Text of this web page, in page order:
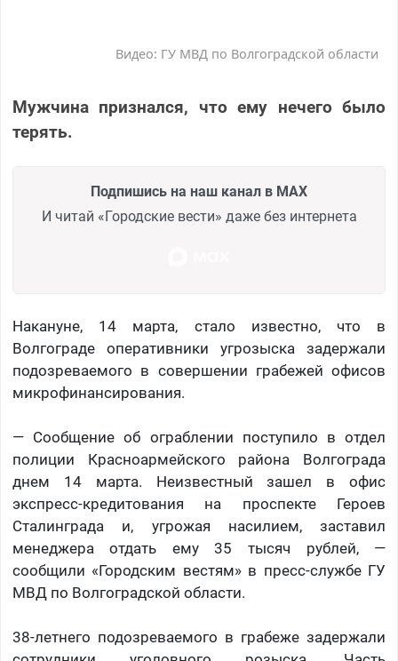
Видео: ГУ МВД по Волгоградской области
Мужчина признался, что ему нечего было
терять.
Подпишись на наш канал в MAX
И читай «Городские вести» даже без интернета
Накануне, 14 марта, стало известно, что в
Волгограде оперативники угрозыска задержали
подозреваемого в совершении грабежей офисов
микрофинансирования.
— Сообщение об ограблении поступило в отдел
полиции Красноармейского района Волгограда
днем 14 марта. Неизвестный зашел в офис
экспресс-кредитования на проспекте Героев
Сталинграда и, угрожая насилием, заставил
менеджера отдать ему 35 тысяч рублей, —
сообщили «Городским вестям» в пресс-службе ГУ
МВД по Волгоградской области.
38-летнего подозреваемого в грабеже задержали